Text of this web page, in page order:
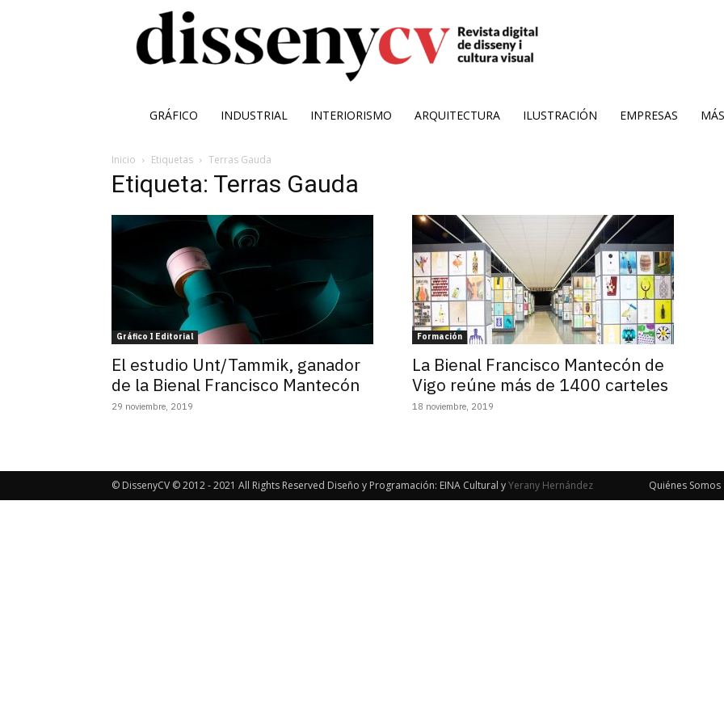
GRÁFICO INDUSTRIAL INTERIORISMO ARQUITECTURA ILUSTRACIÓN EMPRESAS MÁS
Inicio Etiquetas Terras Gauda
Etiqueta: Terras Gauda
Gráfico I Editorial
El estudio Unt/Tammik, ganador
de la Bienal Francisco Mantecón
29 noviembre, 2019
Formación
La Bienal Francisco Mantecón de
Vigo reúne más de 1400 carteles
18 noviembre, 2019
Quiénes Somos
© DissenyCV © 2012 - 2021 All Rights Reserved Diseño y Programación: EINA Cultural yYerany Hernández